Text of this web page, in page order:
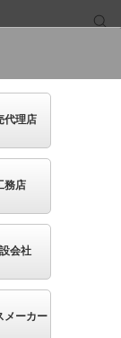
以外のデザイン
代理店
務店
会社
メーカー